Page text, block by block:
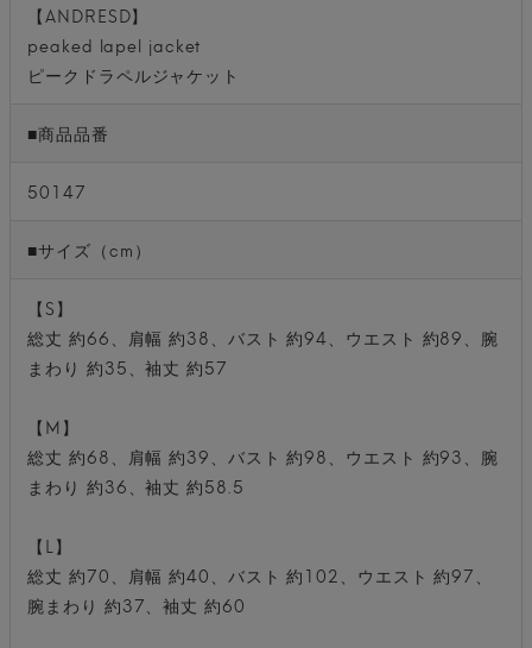
【ANDRESD】
peaked lapel jacket
ピークドラペルジャケット
■商品品番
50147
■サイズ（cm）
【S】
総丈 約66、肩幅 約38、バスト 約94、ウエスト 約89、腕
まわり 約35、袖丈 約57
【M】
総丈 約68、肩幅 約39、バスト 約98、ウエスト 約93、腕
まわり 約36、袖丈 約58.5
【L】
総丈 約70、肩幅 約40、バスト 約102、ウエスト 約97、
腕まわり 約37、袖丈 約60